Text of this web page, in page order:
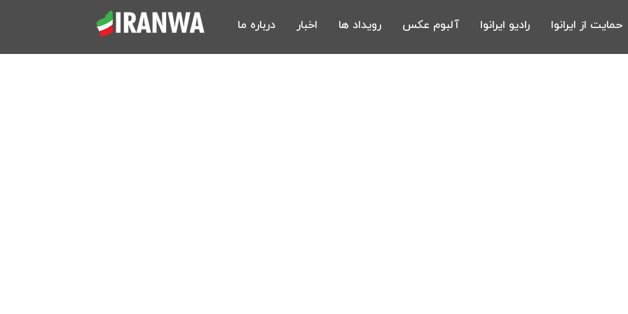
درباره ما اخبار رویداد ها آلبوم عکس رادیو ایرانوا حمایت از ایرانوا